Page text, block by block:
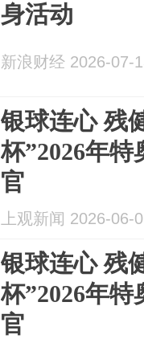
身活动
新浪财经 2026-07-
银球连心 残
杯”2026年
官
上观新闻 2026-06-
银球连心 残健融合
杯”2026年
官